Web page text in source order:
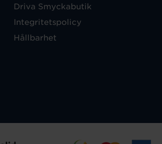
Driva Smyckabutik
Integritetspolicy
Hållbarhet